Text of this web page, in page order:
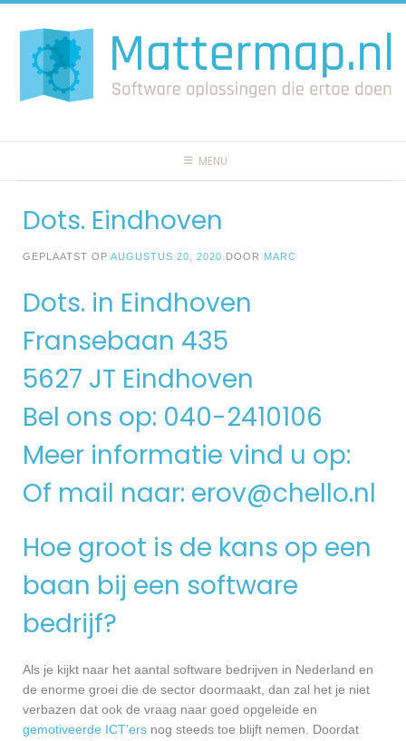
naar
inhoud
MENU
Dots. Eindhoven
GEPLAATST OP AUGUSTUS 20, 2020 DOOR MARC
Dots. in Eindhoven
Fransebaan 435
5627 JT Eindhoven
Bel ons op: 040-2410106
Meer informatie vind u op:
Of mail naar: erov@chello.nl
Hoe groot is de kans op een
baan bij een software
bedrijf?
Als je kijkt naar het aantal software bedrijven in Nederland en
de enorme groei die de sector doormaakt, dan zal het je niet
verbazen dat ook de vraag naar goed opgeleide en
gemotiveerde ICT’ers nog steeds toe blijft nemen. Doordat